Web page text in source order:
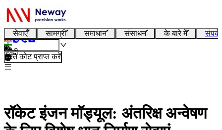
सेवाएँ सामग्री समाधान संसाधन के बारे में
हिन्दी
तुरंत कोट प्राप्त करें
रॉकेट इंजन मॉड्यूल: अंतरिक्ष अन्वेषण